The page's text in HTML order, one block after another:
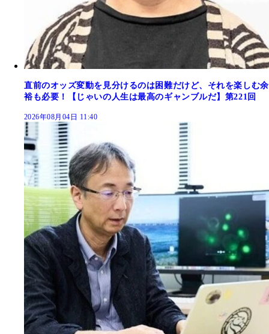
直前のオッズ変動を見分けるのは困難だけど、それを楽しむ余
裕も必要！【じゃいの人生は最高のギャンブルだ】第221回
2026年08月04日 11:40